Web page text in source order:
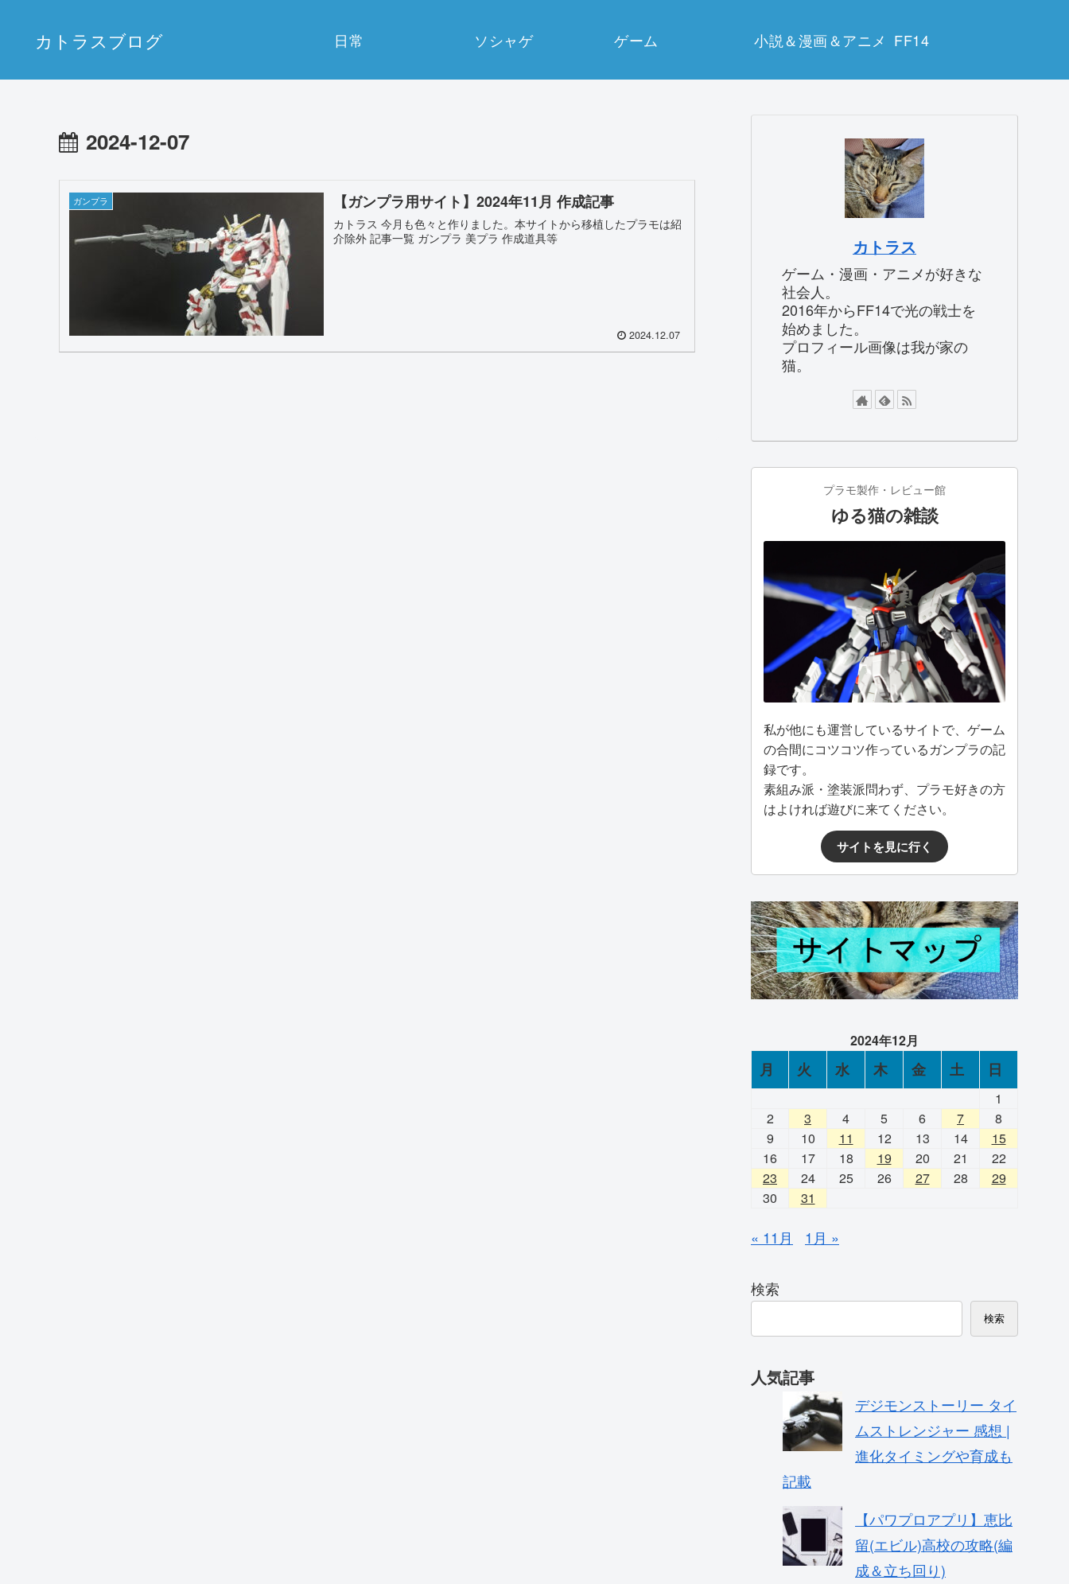
カトラスブログ 日常 ソシャゲ ゲーム 小説＆漫画＆アニメ FF14
2024-12-07
ガンプラ 【ガンプラ用サイト】2024年11月 作成記事
カトラス 今月も色々と作りました。本サイトから移植したプラモは紹
介除外 記事一覧 ガンプラ 美プラ 作成道具等
2024.12.07
カトラス
ゲーム・漫画・アニメが好きな
社会人。
2016年からFF14で光の戦士を
始めました。
プロフィール画像は我が家の
猫。
プラモ製作・レビュー館
ゆる猫の雑談
私が他にも運営しているサイトで、ゲーム
の合間にコツコツ作っているガンプラの記
録です。
素組み派・塗装派問わず、プラモ好きの方
はよければ遊びに来てください。
サイトを見に行く
2024年12月
月 火 水 木 金 土 日
1
2
3 4 5 6 7
8
9
10 11 12 13 14
15
16
17 18 19 20 21
22
23
24 25 26 27 28
29
30
31
« 11月 1月 »
検索
検索
人気記事
デジモンストーリー タイ
ムストレンジャー 感想 |
進化タイミングや育成も
記載
【パワプロアプリ】恵比
留(エビル)高校の攻略(編
成＆立ち回り)